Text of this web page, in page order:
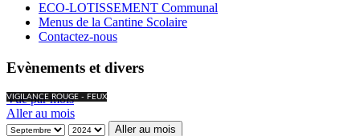
ECO-LOTISSEMENT Communal
Menus de la Cantine Scolaire
Contactez-nous
Evènements et divers
VIGILANCE ROUGE - FEUX
Vue par mois
Aller au mois
Aller au mois